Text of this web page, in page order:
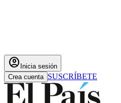
account_circle Inicia sesión
Crea cuenta SUSCRÍBETE